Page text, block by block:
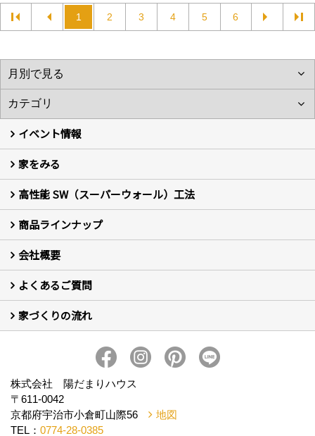
1 2 3 4 5 6
イベント情報
イベント予告
イベント報告
家をみる
フォトギャラリー
現場レポート
お客様の声
高性能 SW（スーパーウォール）工法
新築住宅の制振SW工法
セミ新築のSW工法（断熱リノベーション）
商品ラインナップ
セミ新築 (商標登録第6729704号) Hi・da・ma・ri の家
完全自由設計 注文住宅
自然素材の家 注文住宅
T-CLASS-北欧風セレクト住宅
会社概要
はじめての方 社長の想い
会社の歴史・陽だまりハウスの意味とは？
スタッフ紹介
スタッフブログ
会社情報
アクセス
会社紹介の動画
プライバシーポリシー
よくあるご質問
新築について (10)
リフォームについて (2)
家づくりの流れ
株式会社 陽だまりハウス
〒611-0042
京都府宇治市小倉町山際56
地図
TEL： 0774-28-0385